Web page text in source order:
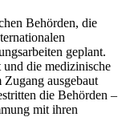
Behörden, die
geplant.
die medizinische
ausgebaut
die Behörden –
mit ihren